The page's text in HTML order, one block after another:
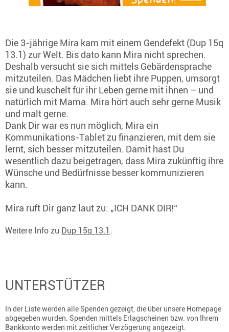
Die 3-jährige Mira kam mit einem Gendefekt (Dup 15q
13.1) zur Welt. Bis dato kann Mira nicht sprechen.
Deshalb versucht sie sich mittels Gebärdensprache
mitzuteilen. Das Mädchen liebt ihre Puppen, umsorgt
sie und kuschelt für ihr Leben gerne mit ihnen – und
natürlich mit Mama. Mira hört auch sehr gerne Musik
und malt gerne.
Dank Dir war es nun möglich, Mira ein
Kommunikations-Tablet zu finanzieren, mit dem sie
lernt, sich besser mitzuteilen. Damit hast Du
wesentlich dazu beigetragen, dass Mira zukünftig ihre
Wünsche und Bedürfnisse besser kommunizieren
kann.
Mira ruft Dir ganz laut zu: „ICH DANK DIR!“
Weitere Info zu Dup 15q 13.1 .
UNTERSTÜTZER
In der Liste werden alle Spenden gezeigt, die über unsere Homepage
abgegeben wurden. Spenden mittels Erlagscheinen bzw. von Ihrem
Bankkonto werden mit zeitlicher Verzögerung angezeigt.